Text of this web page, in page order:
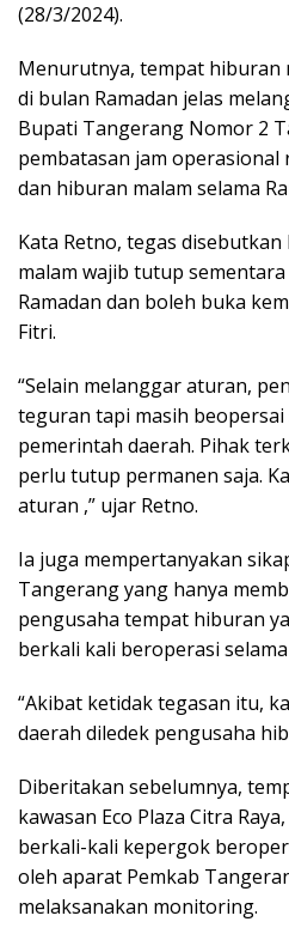
(28/3/2024).
Menurutnya, tempat hiburan
di bulan Ramadan jelas
Bupati Tangerang Nomor 2
pembatasan jam operasional
dan hiburan malam selama
Kata Retno, tegas
malam wajib tutup
Ramadan dan boleh buka
Fitri.
“Selain melanggar aturan,
teguran tapi masih beopersai
pemerintah daerah. Pihak
perlu tutup permanen saja.
aturan ,” ujar Retno.
Ia juga mempertanyakan
Tangerang yang hanya
pengusaha tempat hiburan
berkali kali beroperasi selama
“Akibat ketidak tegasan itu,
daerah diledek pengusaha
Diberitakan sebelumnya,
kawasan Eco Plaza Citra
berkali-kali kepergok
oleh aparat Pemkab
melaksanakan monitoring.